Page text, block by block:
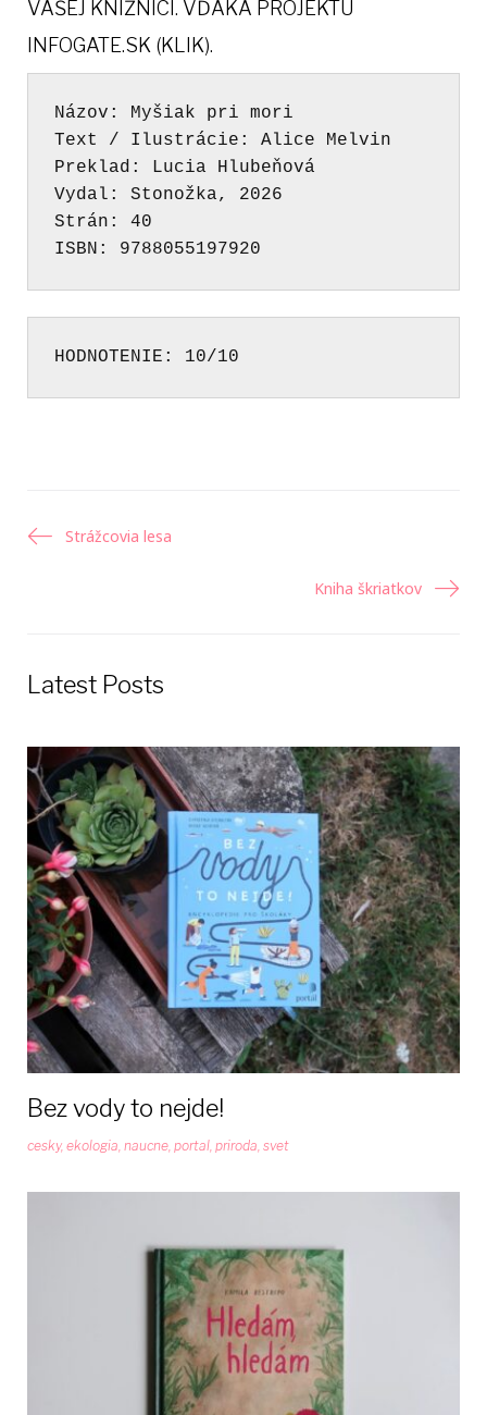
VAŠEJ KNIŽNICI. VĎAKA PROJEKTU
INFOGATE.SK (KLIK).
Názov: Myšiak pri mori
Text / Ilustrácie: Alice Melvin
Preklad: Lucia Hlubeňová
Vydal: Stonožka, 2026
Strán: 40
ISBN: 9788055197920
HODNOTENIE: 10/10
Navigácia
Strážcovia lesa
Kniha škriatkov
Latest Posts
Bez vody to nejde!
cesky, ekologia naucne portal priroda svet